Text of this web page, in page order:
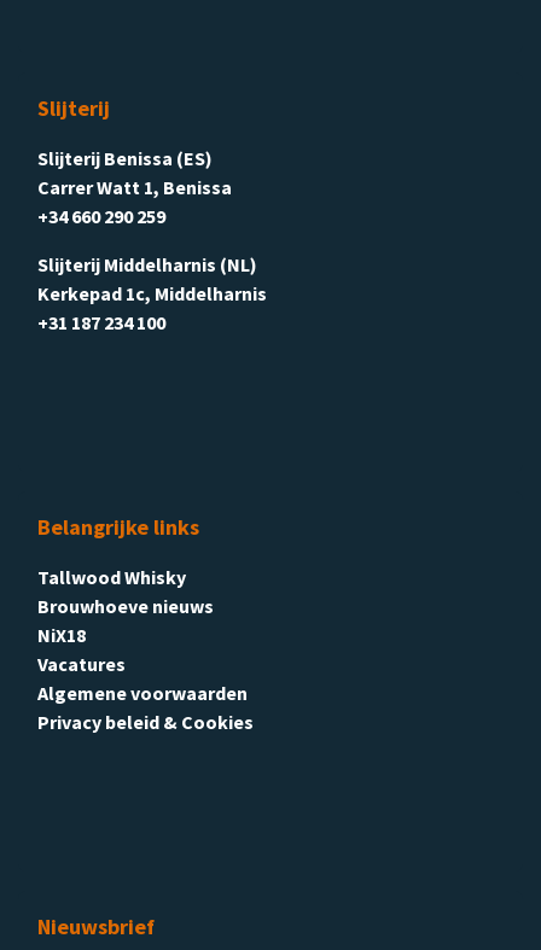
Slijterij
Slijterij Benissa (ES)
Carrer Watt 1, Benissa
+34 660 290 259
Slijterij Middelharnis (NL)
Kerkepad 1c, Middelharnis
+31 187 234 100
Belangrijke links
Tallwood Whisky
Brouwhoeve nieuws
NiX18
Vacatures
Algemene voorwaarden
Privacy beleid & Cookies
Nieuwsbrief